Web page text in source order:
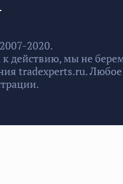
2020.
мы не
tradexperts.ru.